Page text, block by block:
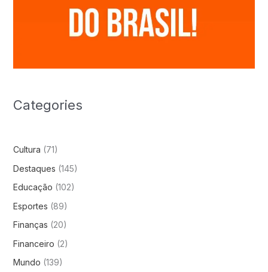
Categories
Cultura (71)
Destaques (145)
Educação (102)
Esportes (89)
Finanças (20)
Financeiro (2)
Mundo (139)